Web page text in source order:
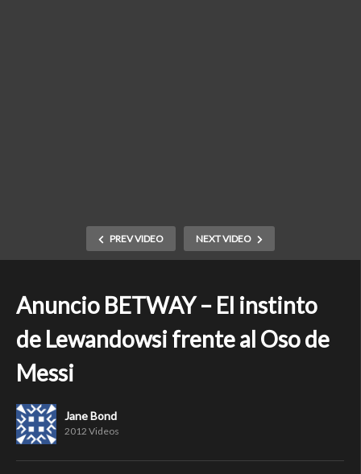
PREV VIDEO NEXT VIDEO
Anuncio BETWAY – El instinto
de Lewandowsi frente al Oso de
Messi
Jane Bond
2012 Videos